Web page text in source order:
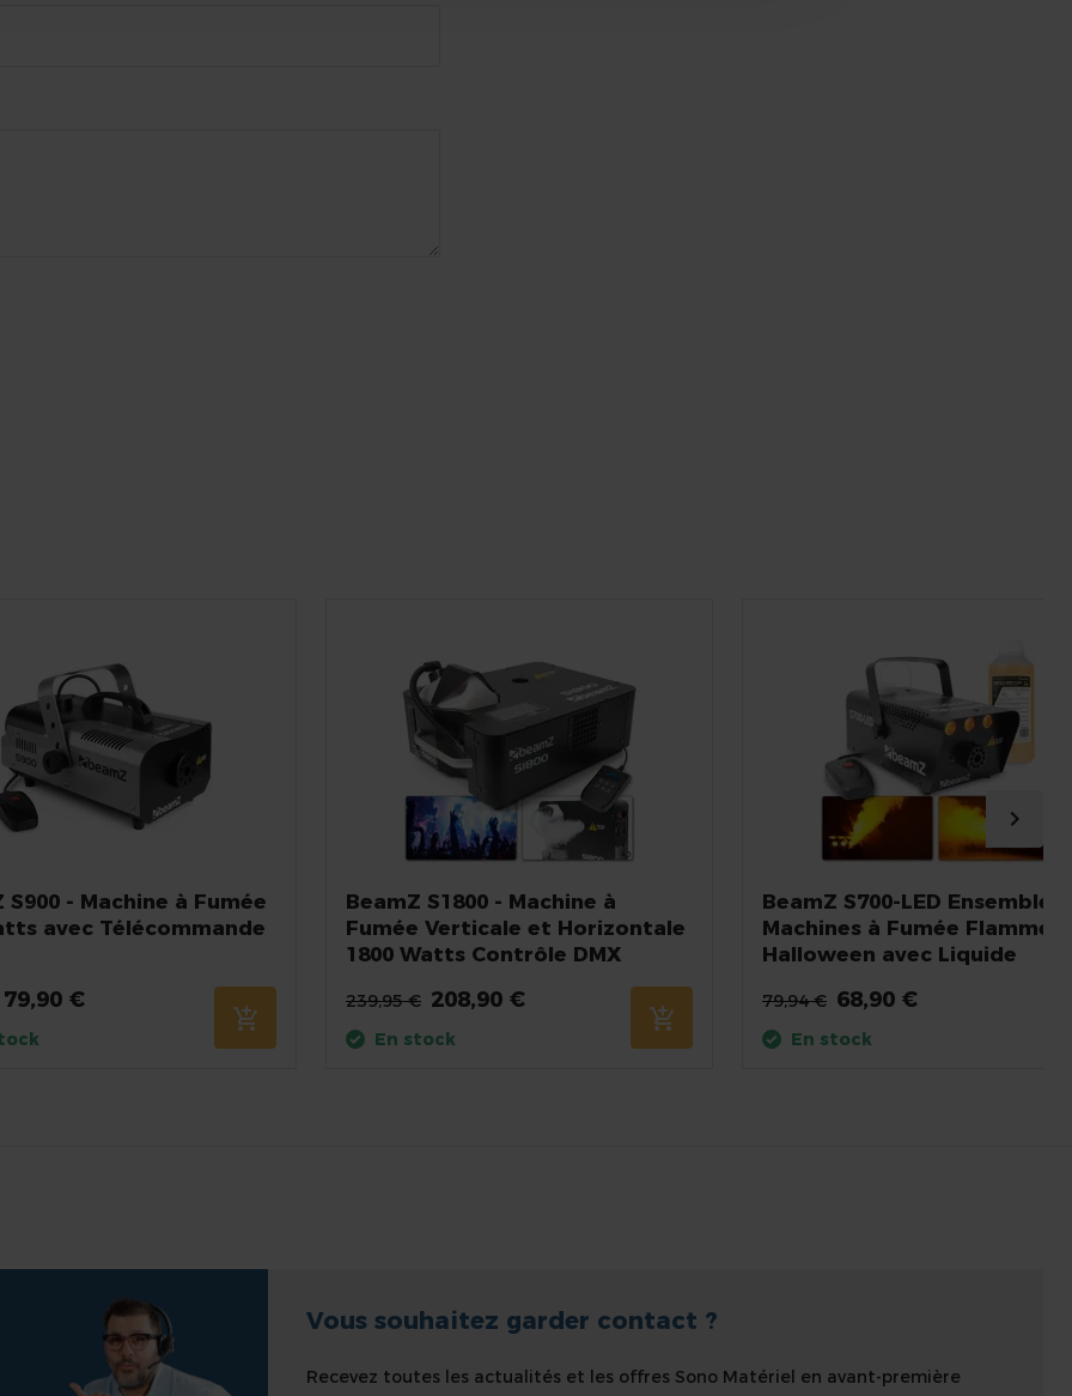
S900 - Machine à Fumée
avec Télécommande
79,90 €
BeamZ S1800 - Machine à
Fumée Verticale et Horizontale
1800 Watts Contrôle DMX
208,90 €
239,95 €
En stock
BeamZ S700-LED Ensemble
Machines à Fumée Flamme
Halloween avec Liquide
68,90 €
79,94 €
En stock
Vous souhaitez garder contact ?
Recevez toutes les actualités et les offres Sono Matériel en avant-première